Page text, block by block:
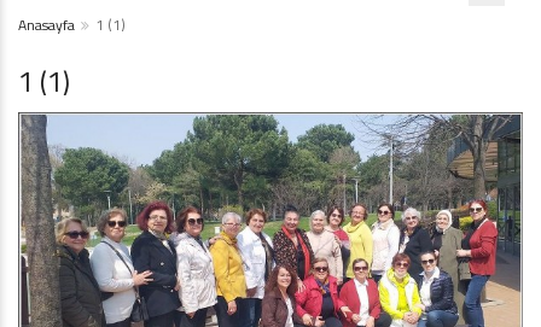
Anasayfa 1 (1)
1 (1)